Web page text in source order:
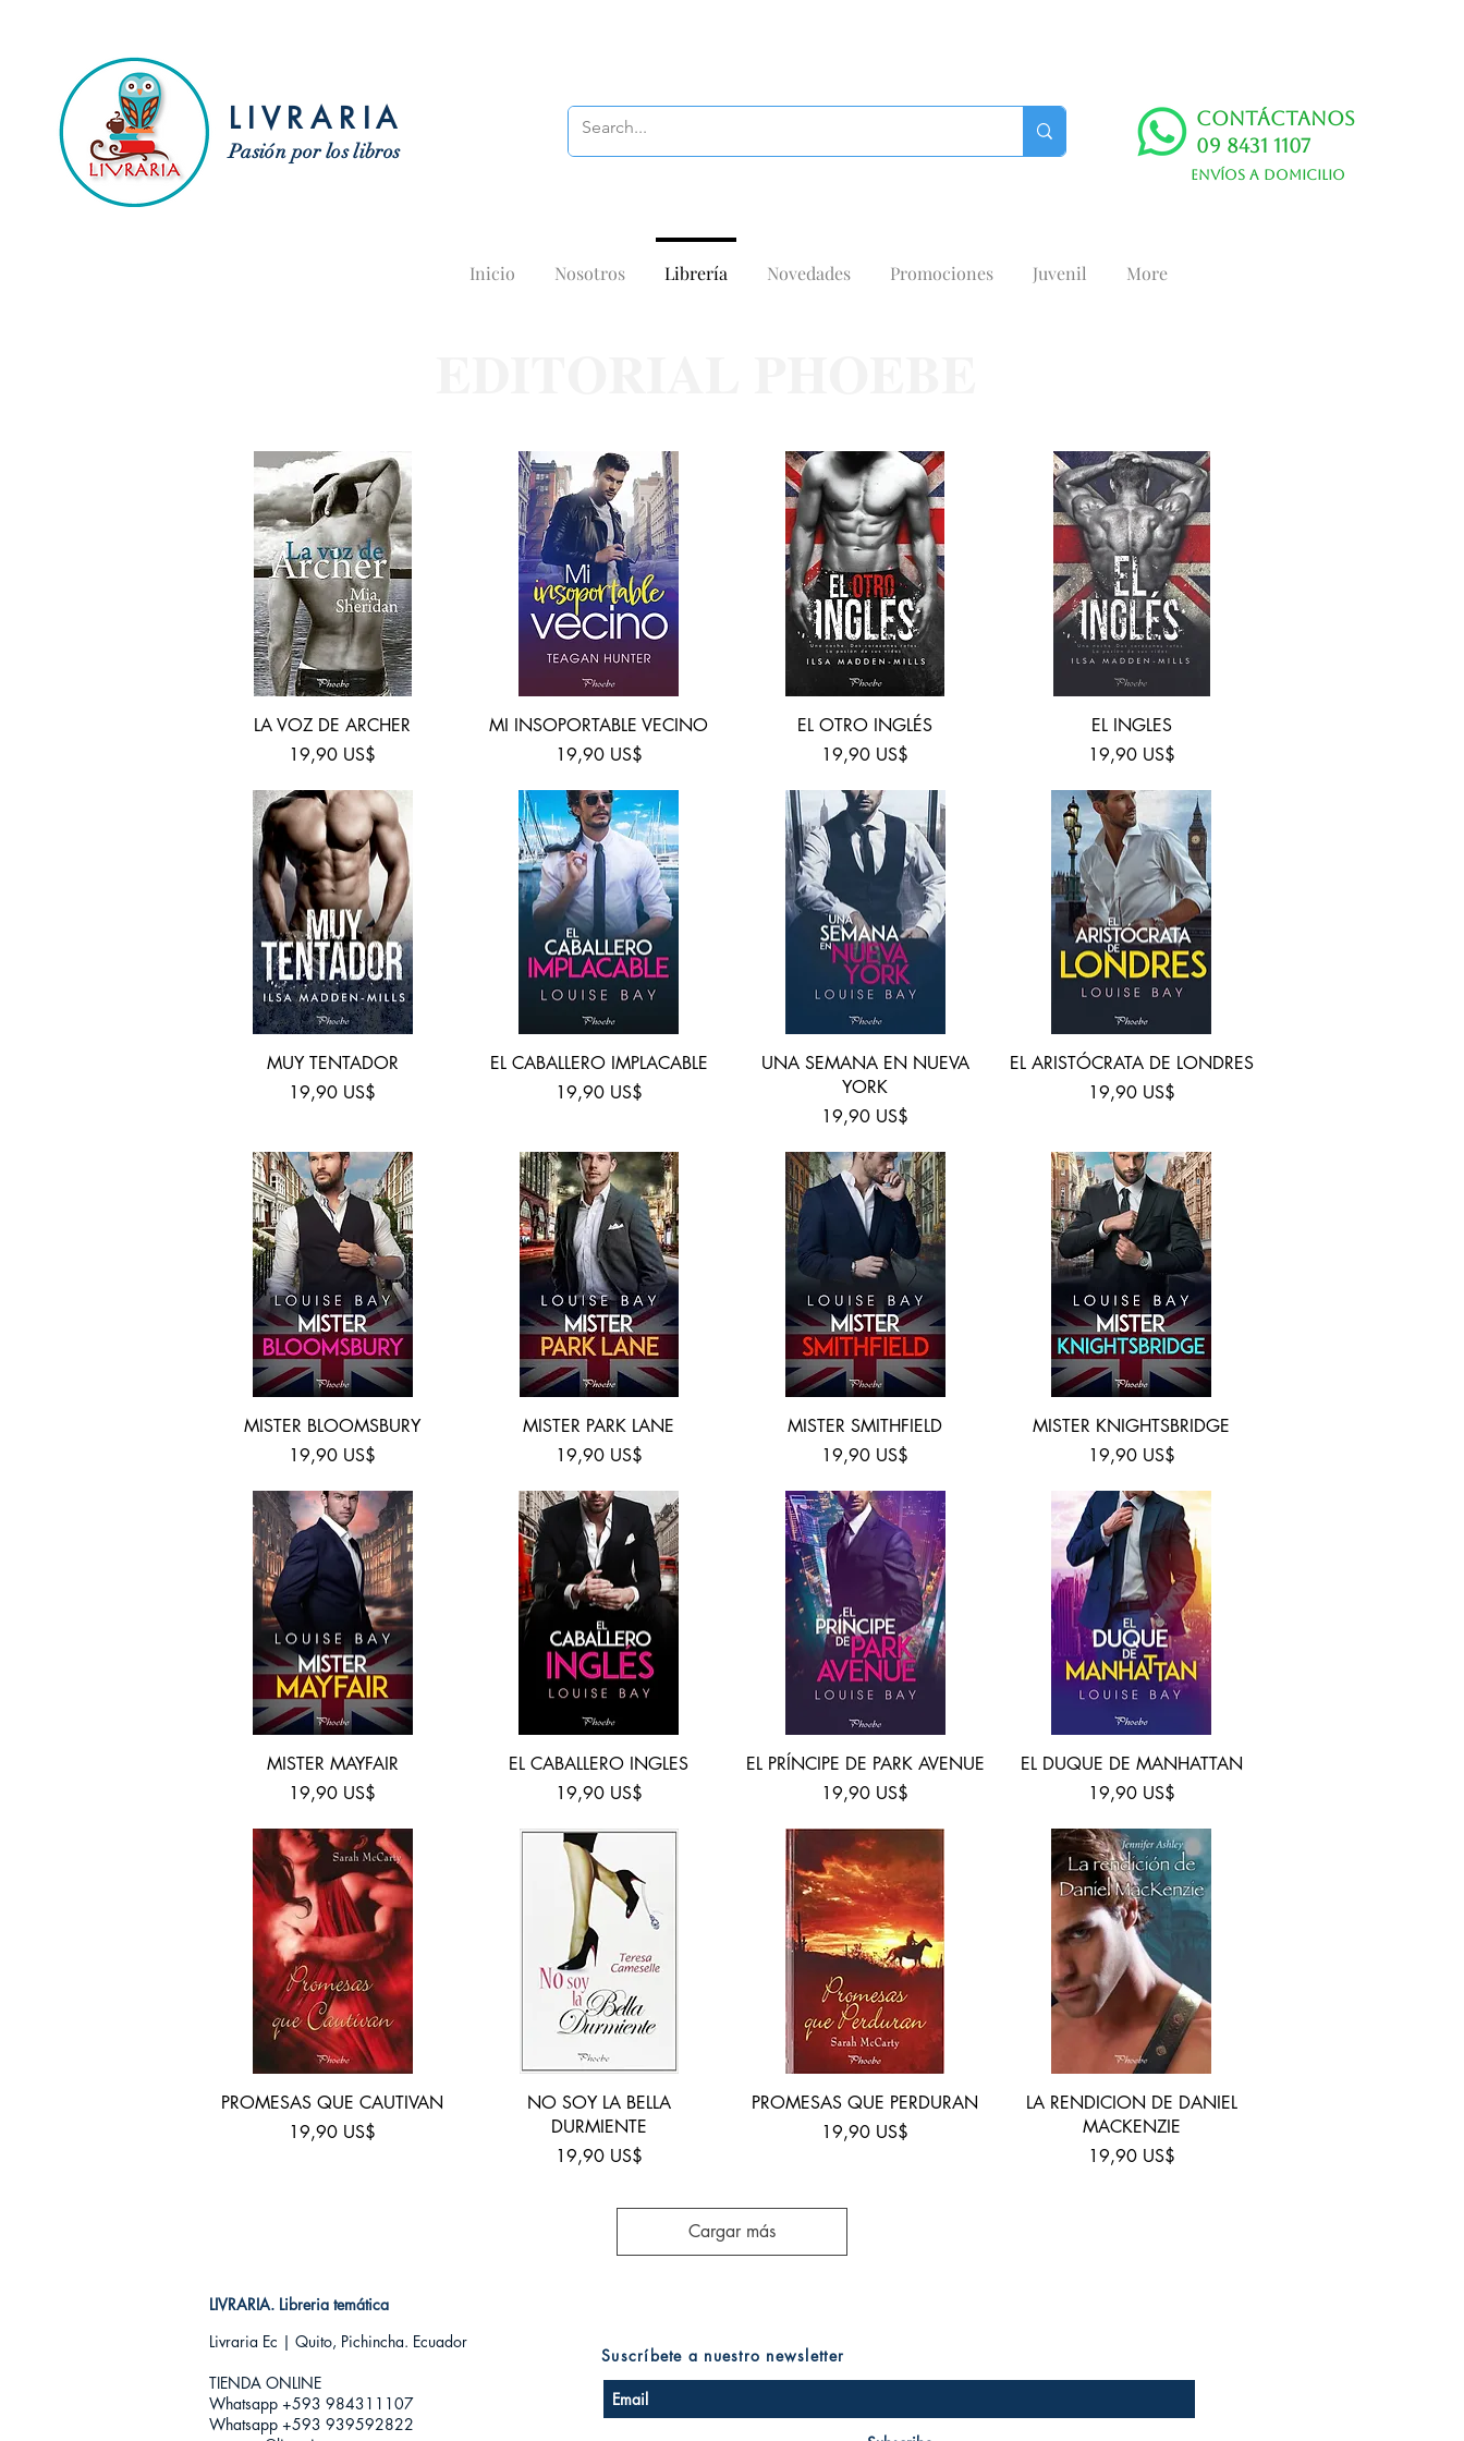
LIVRARIA
Pasión por los libros
Contáctanos
09 8431 1107
Envíos a domicilio
Inicio Nosotros Librería Novedades Promociones Juvenil More
Vista rápida
LA VOZ DE ARCHER
Precio
19,90 US$
Vista rápida
MI INSOPORTABLE VECINO
Precio
19,90 US$
Vista rápida
EL OTRO INGLÉS
Precio
19,90 US$
Vista rápida
EL INGLES
Precio
19,90 US$
Vista rápida
MUY TENTADOR
Precio
19,90 US$
Vista rápida
EL CABALLERO IMPLACABLE
Precio
19,90 US$
Vista rápida
UNA SEMANA EN NUEVA
YORK
Precio
19,90 US$
Vista rápida
EL ARISTÓCRATA DE LONDRES
Precio
19,90 US$
Vista rápida
MISTER BLOOMSBURY
Precio
19,90 US$
Vista rápida
MISTER PARK LANE
Precio
19,90 US$
Vista rápida
MISTER SMITHFIELD
Precio
19,90 US$
Vista rápida
MISTER KNIGHTSBRIDGE
Precio
19,90 US$
Vista rápida
MISTER MAYFAIR
Precio
19,90 US$
Vista rápida
EL CABALLERO INGLES
Precio
19,90 US$
Vista rápida
EL PRÍNCIPE DE PARK AVENUE
Precio
19,90 US$
Vista rápida
EL DUQUE DE MANHATTAN
Precio
19,90 US$
Vista rápida
PROMESAS QUE CAUTIVAN
Precio
19,90 US$
Vista rápida
NO SOY LA BELLA
DURMIENTE
Precio
19,90 US$
Vista rápida
PROMESAS QUE PERDURAN
Precio
19,90 US$
Vista rápida
LA RENDICION DE DANIEL
MACKENZIE
Precio
19,90 US$
Cargar más
LIVRARIA. Libreria temática
Livraria Ec | Quito, Pichincha. Ecuador
TIENDA ONLINE​
Whatsapp +593 984311107
Whatsapp +593 939592822
Suscríbete a nuestro newsletter